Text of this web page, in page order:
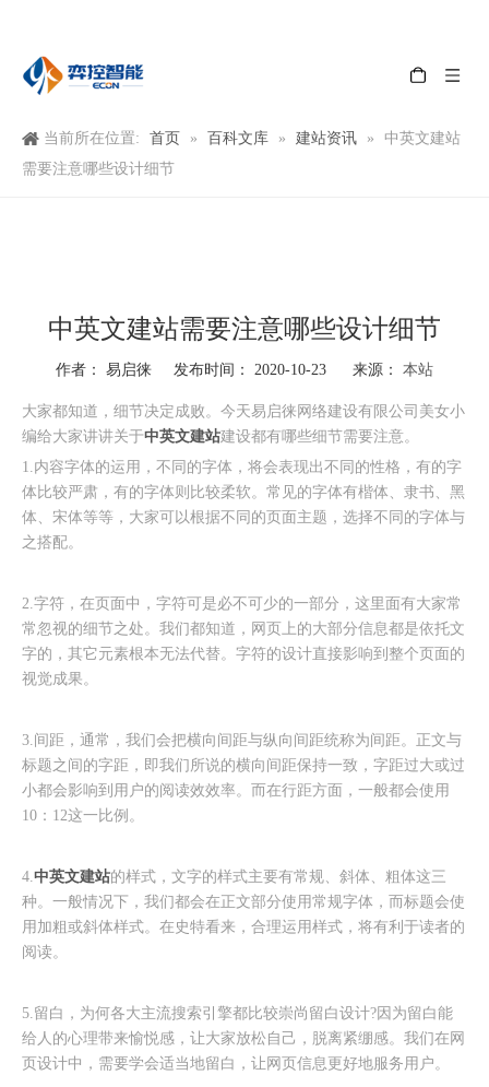
当前所在位置: 首页 » 百科文库 » 建站资讯 »
中英文建站
需要注意哪些设计细节
中英文建站需要注意哪些设计细节
作者： 易启徕 发布时间： 2020-10-23 来源： 本站
["wechat","weibo","qzone","douban","email"]
大家都知道，细节决定成败。今天易启徕网络建设有限公司美女小
编给大家讲讲关于中英文建站建设都有哪些细节需要注意。
1.内容字体的运用，不同的字体，将会表现出不同的性格，有的字
体比较严肃，有的字体则比较柔软。常见的字体有楷体、隶书、黑
体、宋体等等，大家可以根据不同的页面主题，选择不同的字体与
之搭配。
2.字符，在页面中，字符可是必不可少的一部分，这里面有大家常
常忽视的细节之处。我们都知道，网页上的大部分信息都是依托文
字的，其它元素根本无法代替。字符的设计直接影响到整个页面的
视觉成果。
3.间距，通常，我们会把横向间距与纵向间距统称为间距。正文与
标题之间的字距，即我们所说的横向间距保持一致，字距过大或过
小都会影响到用户的阅读效效率。而在行距方面，一般都会使用
10：12这一比例。
4.中英文建站的样式，文字的样式主要有常规、斜体、粗体这三
种。一般情况下，我们都会在正文部分使用常规字体，而标题会使
用加粗或斜体样式。在史特看来，合理运用样式，将有利于读者的
阅读。
5.留白，为何各大主流搜索引擎都比较崇尚留白设计?因为留白能
给人的心理带来愉悦感，让大家放松自己，脱离紧绷感。我们在网
页设计中，需要学会适当地留白，让网页信息更好地服务用户。